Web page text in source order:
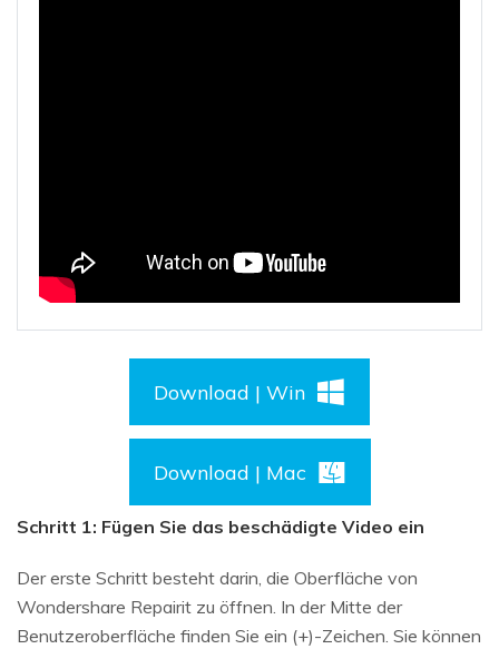
Download | Win
Download | Mac
Schritt 1: Fügen Sie das beschädigte Video ein
Der erste Schritt besteht darin, die Oberfläche von
Wondershare Repairit zu öffnen. In der Mitte der
Benutzeroberfläche finden Sie ein (+)-Zeichen. Sie können